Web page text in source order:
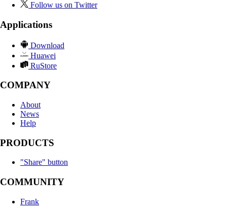
Follow us on Twitter
Applications
Download
Huawei
RuStore
COMPANY
About
News
Help
PRODUCTS
"Share" button
COMMUNITY
Frank